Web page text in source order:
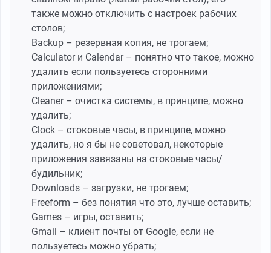
также можно отключить с настроек рабочих
столов;
Backup – резервная копия, не трогаем;
Calculator и Calendar – понятно что такое, можно
удалить если пользуетесь сторонними
приложениями;
Cleaner – очистка системы, в принципе, можно
удалить;
Clock – стоковые часы, в принципе, можно
удалить, но я бы не советовал, некоторые
приложения завязаны на стоковые часы/
будильник;
Downloads – загрузки, не трогаем;
Freeform – без понятия что это, лучше оставить;
Games – игры, оставить;
Gmail – клиент почты от Google, если не
пользуетесь можно убрать;